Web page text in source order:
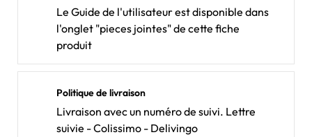
Le Guide de l'utilisateur est disponible dans
l'onglet "pieces jointes" de cette fiche
produit
Politique de livraison
Livraison avec un numéro de suivi. Lettre
suivie - Colissimo - Delivingo